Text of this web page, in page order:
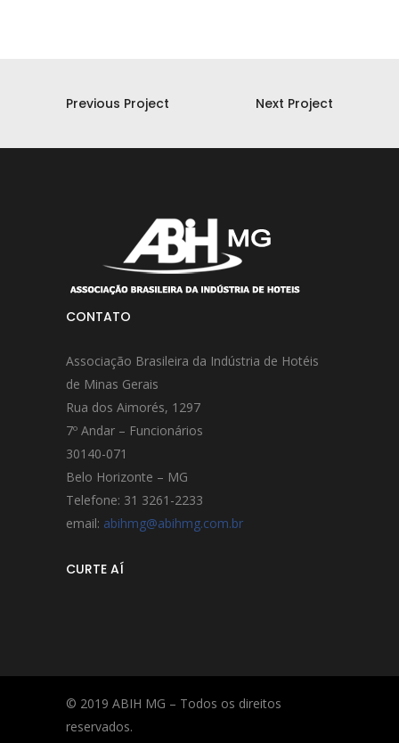
Previous Project Next Project
CONTATO
Associação Brasileira da Indústria de Hotéis
de Minas Gerais
Rua dos Aimorés, 1297
7º Andar – Funcionários
30140-071
Belo Horizonte – MG
Telefone: 31 3261-2233
email: abihmg@abihmg.com.br
CURTE AÍ
© 2019 ABIH MG – Todos os direitos
reservados.